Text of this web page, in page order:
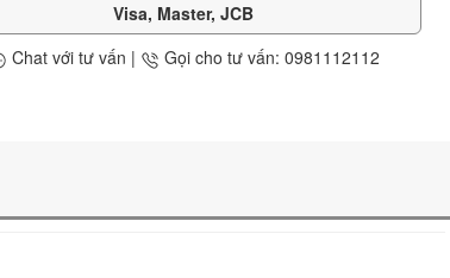
Visa, Master, JCB
Chat với tư vấn | Gọi cho tư vấn: 0981112112